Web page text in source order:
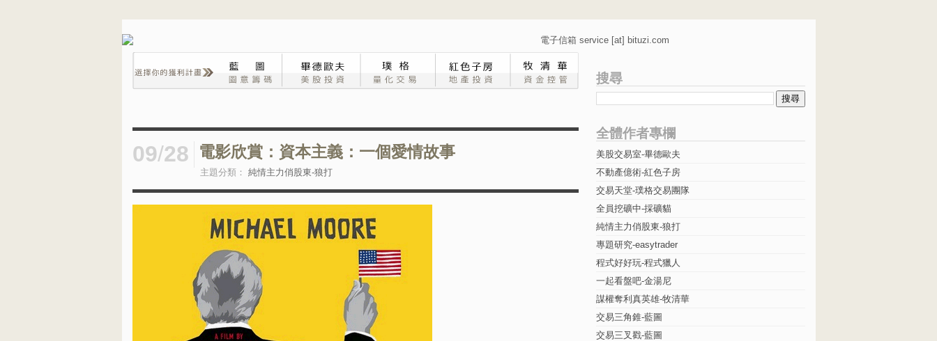
電子信箱 service [at] bituzi.com
09/28 電影欣賞：資本主義：一個愛情故事
主題分類： 純情主力俏股東-狼打
搜尋
全體作者專欄
美股交易室-畢德歐夫
不動產億術-紅色子房
交易天堂-璞格交易團隊
全員挖礦中-採礦貓
純情主力俏股東-狼打
專題研究-easytrader
程式好好玩-程式獵人
一起看盤吧-金湯尼
謀權奪利真英雄-牧清華
交易三角錐-藍圖
交易三叉戳-藍圖